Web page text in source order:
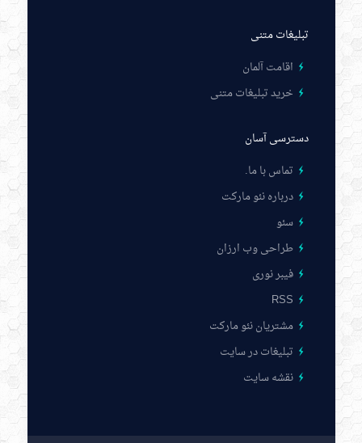
تبلیغات متنی
اقامت آلمان
خرید تبلیغات متنی
دسترسی آسان
تماس با ما.
درباره نئو مارکت
سئو
طراحی وب ارزان
فیبر نوری
RSS
مشتریان نئو مارکت
تبلیغات در سایت
نقشه سایت